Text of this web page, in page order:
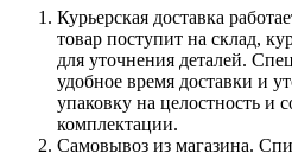
Курьерская доставка
товар поступит на склад,
для уточнения деталей.
удобное время доставки и
упаковку на целостность и
комплектации.
Самовывоз из магазина.